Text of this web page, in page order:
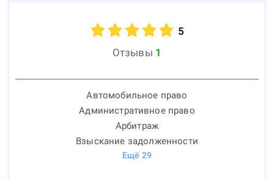
5
Отзывы 1
Автомобильное право
Административное право
Арбитраж
Взыскание задолженности
Ещё 29